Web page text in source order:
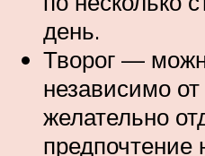
день.
Творог —
независимо
желательно